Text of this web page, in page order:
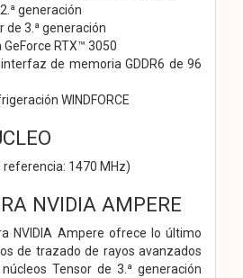
generación
de 3.ª generación
RTX™ 3050
de memoria GDDR6 de 96
WINDFORCE
1470 MHz)
NVIDIA AMPERE
NVIDIA Ampere ofrece lo último
de trazado de rayos avanzados
Tensor de 3.ª generación